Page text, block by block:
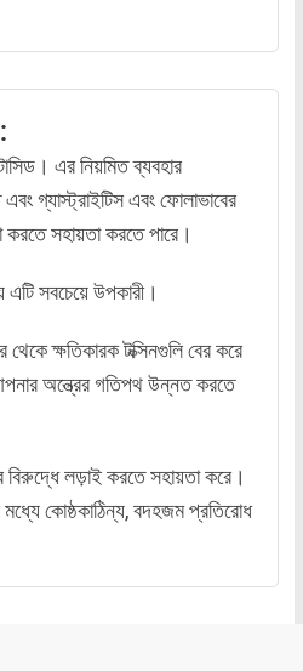
এর নিয়মিত ব্যবহার
গ্যাস্ট্রাইটিস এবং ফোলাভাবের
করতে সহায়তা করতে পারে।
এটি সবচেয়ে উপকারী।
ক্ষতিকারক টক্সিনগুলি বের করে
অন্ত্রের গতিপথ উন্নত করতে
লড়াই করতে সহায়তা করে।
কোষ্ঠকাঠিন্য, বদহজম প্রতিরোধ